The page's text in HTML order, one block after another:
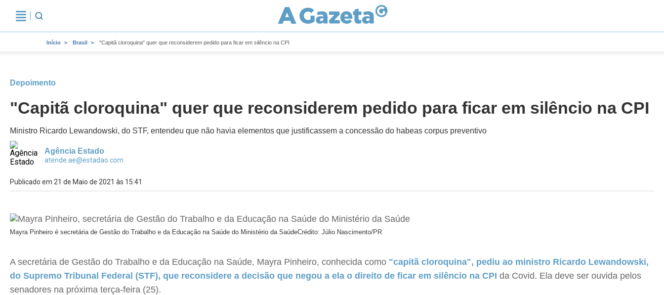
Início Brasil "Capitã cloroquina" quer que reconsiderem pedido para ficar em silêncio na CPI
Depoimento
"Capitã cloroquina" quer que reconsiderem pedido para ficar em silêncio na CPI
Ministro Ricardo Lewandowski, do STF, entendeu que não havia elementos que justificassem a concessão do habeas corpus preventivo
Agência Estado
atende.ae@estadao.com
Publicado em 21 de Maio de 2021 às 15:41
Mayra Pinheiro é secretária de Gestão do Trabalho e da Educação na Saúde do Ministério da SaúdeCrédito: Júlio Nascimento/PR
A secretária de Gestão do Trabalho e da Educação na Saúde, Mayra Pinheiro, conhecida como "capitã cloroquina", pediu ao ministro Ricardo Lewandowski,
do Supremo Tribunal Federal (STF), que reconsidere a decisão que negou a ela o direito de ficar em silêncio na CPI da Covid. Ela deve ser ouvida pelos
senadores na próxima terça-feira (25).